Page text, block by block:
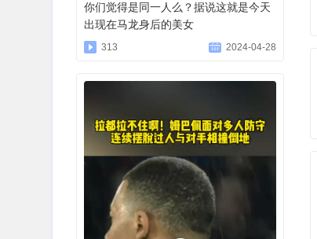
你们觉得是同一人么？据说这就是今天
出现在马龙身后的美女
313 2024-04-28